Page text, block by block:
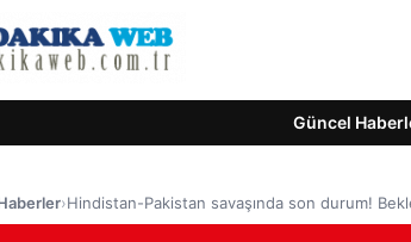
Güncel
›Hindistan-Pakistan savaşında son durum!